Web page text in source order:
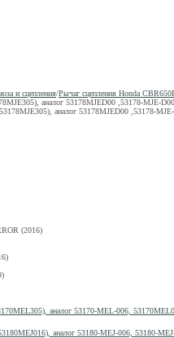
и сцепления/Рычаг сцепления Honda
аналог 53178MJED00 ,53178-MJE-
(2016)